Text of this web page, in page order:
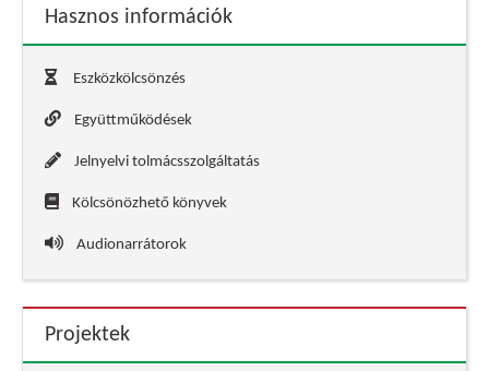
Hasznos információk
Eszközkölcsönzés
Együttműködések
Jelnyelvi tolmácsszolgáltatás
Kölcsönözhető könyvek
Audionarrátorok
Projektek